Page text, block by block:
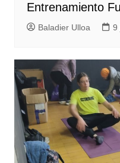
Entrenamiento
Baladier Ulloa 9